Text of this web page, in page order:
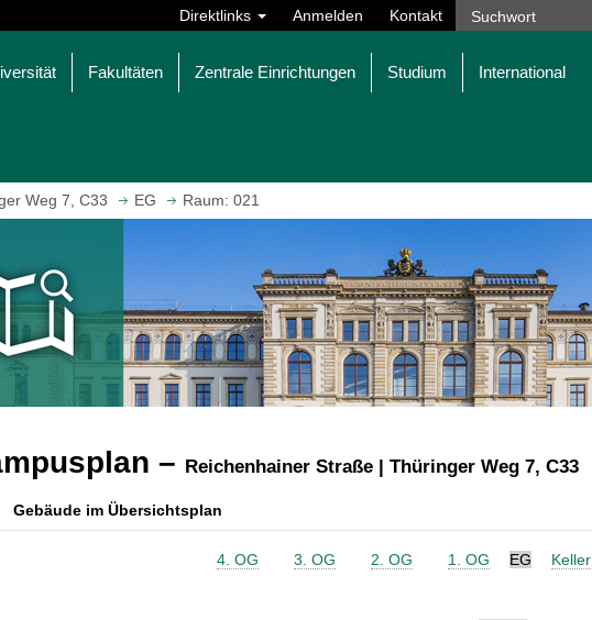
Direktlinks Anmelden Kontakt
Fakultäten Zentrale Einrichtungen Studium International
Weg 7, C33 EG Raum: 021
– Reichenhainer Straße | Thüringer Weg 7, C33
Gebäude im Übersichtsplan
4. OG 3. OG 2. OG 1. OG EG Keller